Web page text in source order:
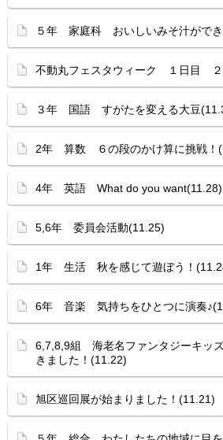
５年 家庭科 おいしいみそ汁ができ
不動丸フェスタウィーク １日目 ２
３年 国語 すがたを変える大豆
2年 算数 ６の段のかけ算に挑戦！
4年 英語 What do you want(11.28)
5,6年 委員会活動(11.25)
1年 生活 秋を感じて遊ぼう！
6年 音楽 気持ちをひとつに演奏
6,7,8,9組 海老名ファンタジーキッ
きました！(11.22)
旭区巡回展が始まりました！(11.21)